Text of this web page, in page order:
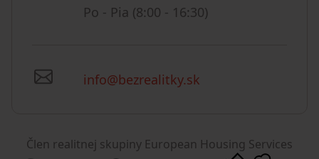
Po - Pia (8:00 - 16:30)
info@bezrealitky.sk
Člen realitnej skupiny European Housing Services